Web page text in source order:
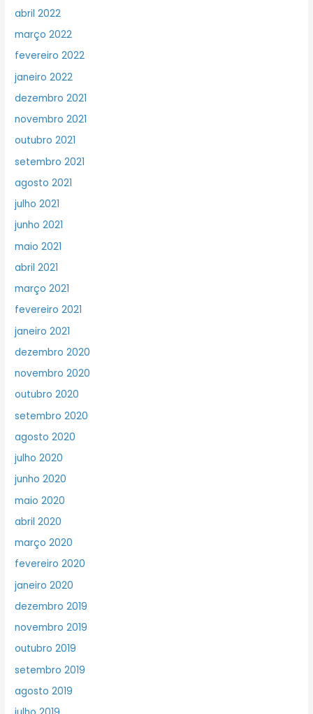
abril 2022
março 2022
fevereiro 2022
janeiro 2022
dezembro 2021
novembro 2021
outubro 2021
setembro 2021
agosto 2021
julho 2021
junho 2021
maio 2021
abril 2021
março 2021
fevereiro 2021
janeiro 2021
dezembro 2020
novembro 2020
outubro 2020
setembro 2020
agosto 2020
julho 2020
junho 2020
maio 2020
abril 2020
março 2020
fevereiro 2020
janeiro 2020
dezembro 2019
novembro 2019
outubro 2019
setembro 2019
agosto 2019